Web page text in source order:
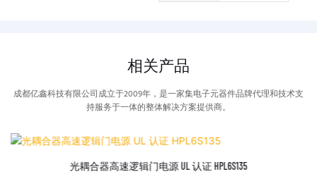
相关产品
成都亿鑫科技有限公司成立于2009年，是一家集电子元器件品牌代理和技术支
持服务于一体的整体解决方案提供商。
光耦合器高速逻辑门电源 UL 认证 HPL6S135